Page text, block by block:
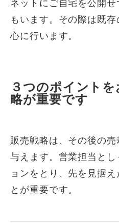
ネットにご自宅を公開
もいます。その際は既
心に行います。
３つのポイント
略が重要です
販売戦略は、その後の
与えます。営業担当と
ョンをとり、先を見据
とが重要です。